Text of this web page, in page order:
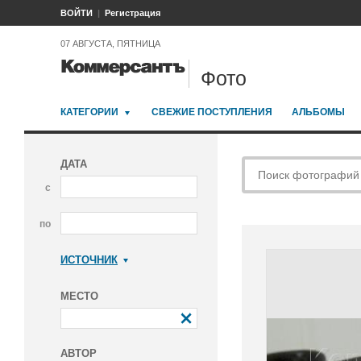
ВОЙТИ Регистрация
07 АВГУСТА, ПЯТНИЦА
Фото
КАТЕГОРИИ СВЕЖИЕ ПОСТУПЛЕНИЯ АЛЬБОМЫ
ДАТА
с
по
ИСТОЧНИК
МЕСТО
АВТОР